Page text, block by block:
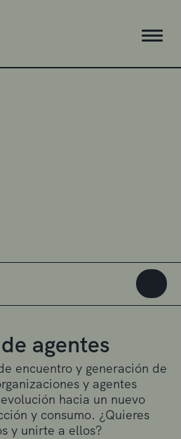
agentes
encuentro y generación de
y agentes
hacia un nuevo
y consumo. ¿Quieres
y unirte a ellos?